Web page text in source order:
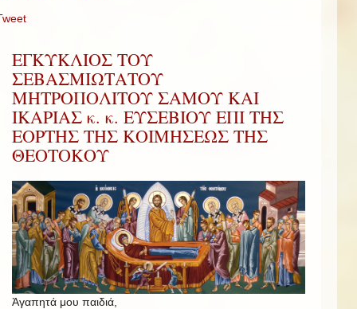
ΕΓΚΥΚΛΙΟΣ ΤΟΥ
ΣΕΒΑΣΜΙΩΤΑΤΟΥ
ΜΗΤΡΟΠΟΛΙΤΟΥ ΣΑΜΟΥ ΚΑΙ
ΙΚΑΡΙΑΣ κ. κ. ΕΥΣΕΒΙΟΥ ΕΠΙ ΤΗΣ
ΕΟΡΤΗΣ ΤΗΣ ΚΟΙΜΗΣΕΩΣ ΤΗΣ
ΘΕΟΤΟΚΟΥ
Ἀγαπητά μου παιδιά,